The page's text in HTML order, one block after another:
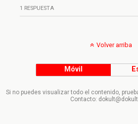
1 RESPUESTA
Volver arriba
Móvil
Si no puedes visualizar todo el contenido,
Contacto: